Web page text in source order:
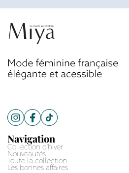
Navigation
Collection d'hiver
Nouveautés
Toute la collection
Les bonnes affaires